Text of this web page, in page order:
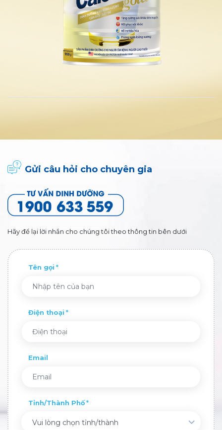
Gửi câu hỏi cho chuyên gia
Hãy để lại lời nhắn cho chúng tôi theo thông tin bên dưới
Tên gọi
Điện thoại
Email
Tỉnh/Thành Phố
Vui lòng chọn tỉnh/thành